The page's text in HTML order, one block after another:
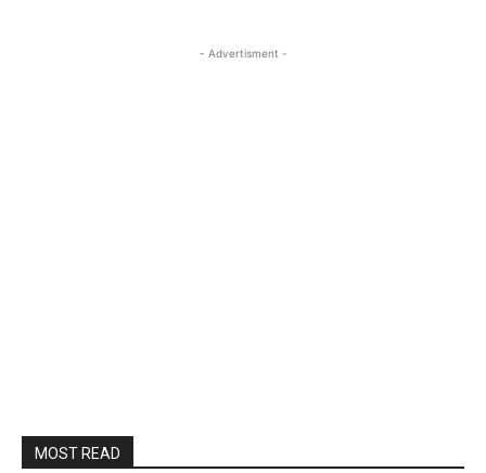
- Advertisment -
MOST READ